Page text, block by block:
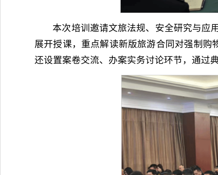
本次培训邀请文旅法规、安全研究与应
展开授课，重点解读新版旅游合同对强制
还设置案卷交流、办案实务讨论环节，通过